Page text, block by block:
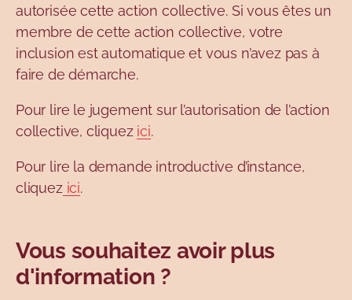
autorisée cette action collective. Si vous êtes un
membre de cette action collective, votre
inclusion est automatique et vous n’avez pas à
faire de démarche.
Pour lire le jugement sur l’autorisation de l’action
collective, cliquez ici.
Pour lire la demande introductive d’instance,
cliquezici.
Vous souhaitez avoir plus
d'information ?